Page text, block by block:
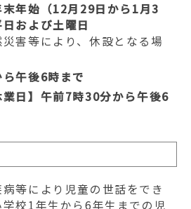
末年始（12月29日から1月3
および土曜日
害等により、休設となる場
ら午後6時まで
業日】午前7時30分から午後6
等により児童の世話をでき
校1年生から6年生までの児